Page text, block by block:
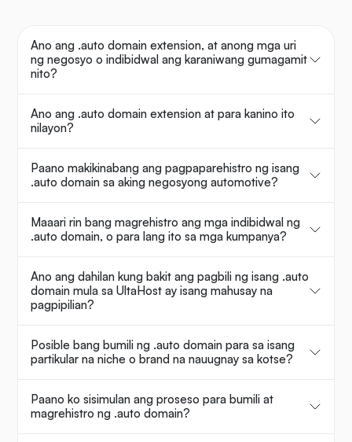
Ano ang .auto domain extension, at anong mga uri
ng negosyo o indibidwal ang karaniwang gumagamit
nito?
Ano ang .auto domain extension at para kanino ito
nilayon?
Paano makikinabang ang pagpaparehistro ng isang
.auto domain sa aking negosyong automotive?
Maaari rin bang magrehistro ang mga indibidwal ng
.auto domain, o para lang ito sa mga kumpanya?
Ano ang dahilan kung bakit ang pagbili ng isang .auto
domain mula sa UltaHost ay isang mahusay na
pagpipilian?
Posible bang bumili ng .auto domain para sa isang
partikular na niche o brand na nauugnay sa kotse?
Paano ko sisimulan ang proseso para bumili at
magrehistro ng .auto domain?